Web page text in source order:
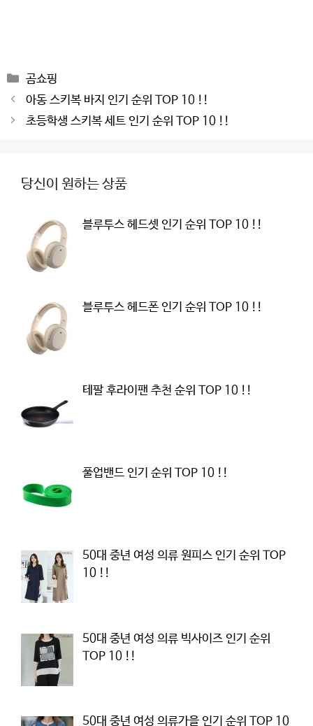
Categories
곰쇼핑
Post
navigation
아동 스키복 바지 인기 순위 TOP 10 !!
초등학생 스키복 세트 인기 순위 TOP 10 !!
당신이 원하는 상품
블루투스 헤드셋 인기 순위 TOP 10 !!
블루투스 헤드폰 인기 순위 TOP 10 !!
테팔 후라이팬 추천 순위 TOP 10 !!
풀업밴드 인기 순위 TOP 10 !!
50대 중년 여성 의류 원피스 인기 순위 TOP
10 !!
50대 중년 여성 의류 빅사이즈 인기 순위
TOP 10 !!
50대 중년 여성 의류가을 인기 순위 TOP 10